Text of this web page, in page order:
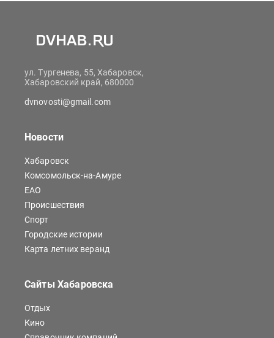
ул. Тургенева, 55, Хабаровск,
Хабаровский край, 680000
dvnovosti@gmail.com
Новости
Хабаровск
Комсомольск-на-Амуре
ЕАО
Происшествия
Спорт
Городские истории
Карта летних веранд
Сайты Хабаровска
Отдых
Кино